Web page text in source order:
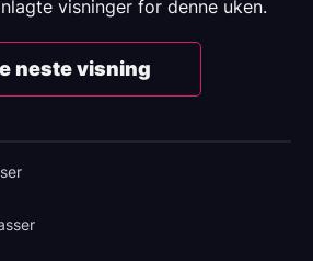
visninger for denne uken.
neste visning